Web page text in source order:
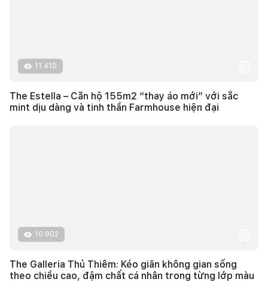
11.410
The Estella – Căn hộ 155m2 “thay áo mới” với sắc
mint dịu dàng và tinh thần Farmhouse hiện đại
10.902
The Galleria Thủ Thiêm: Kéo giãn không gian sống
theo chiều cao, đậm chất cá nhân trong từng lớp màu